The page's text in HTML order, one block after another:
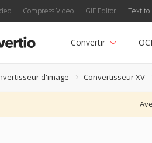
Compress Video GIF Editor Text to
Convertir
d'image Convertisseur XV